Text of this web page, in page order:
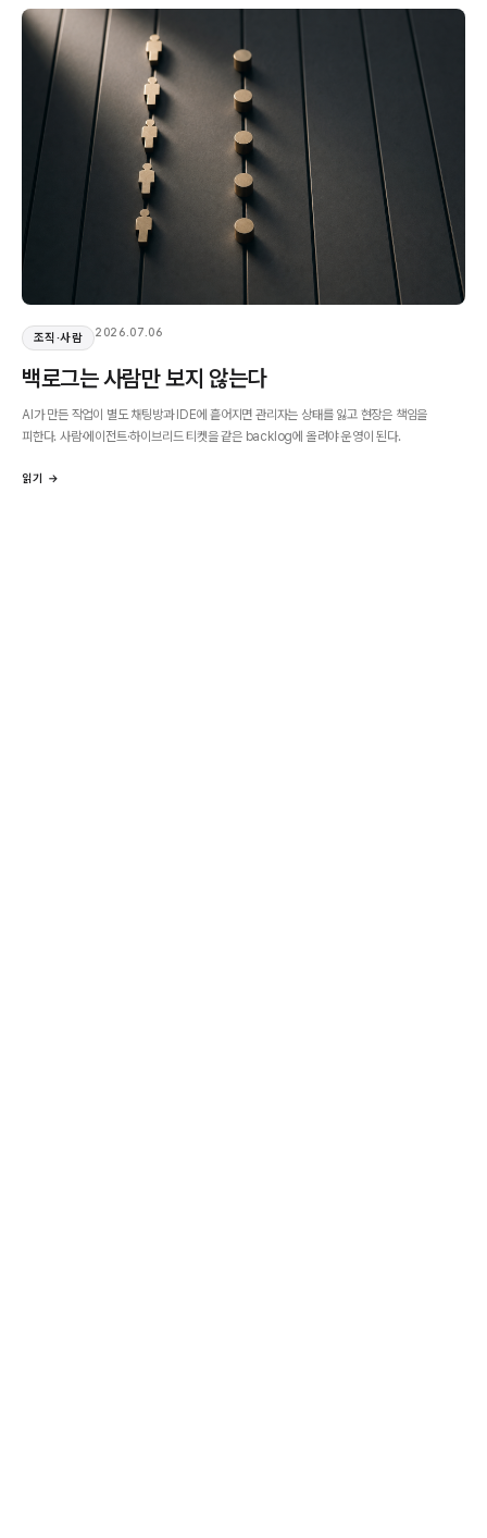
조직·사람 2026.07.06
백로그는 사람만 보지 않는다
AI가 만든 작업이 별도 채팅방과 IDE에 흩어지면 관리자는 상태를 잃고 현장은 책임을
피한다. 사람·에이전트·하이브리드 티켓을 같은 backlog에 올려야 운영이 된다.
읽기 →